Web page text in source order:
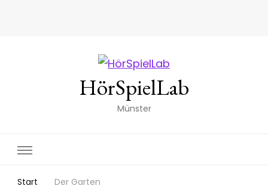
HörSpielLab
Münster
Start Der Garten